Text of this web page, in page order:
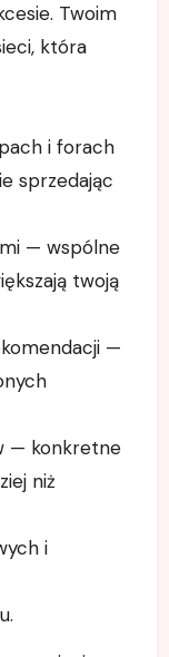
Twoim
która
i forach
sprzedając
— wspólne
twoją
—
— konkretne
niż
i